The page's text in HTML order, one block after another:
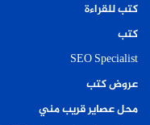
كتب للقراءة
كتب
SEO Specialist
عروض كتب
محل عصاير قريب مني